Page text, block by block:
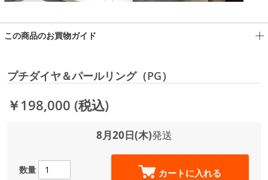
この商品のお買物ガイド
プチダイヤ＆パールリング（PG）
￥198,000 (税込)
8月20日(木)発送
数量 カートに入れる